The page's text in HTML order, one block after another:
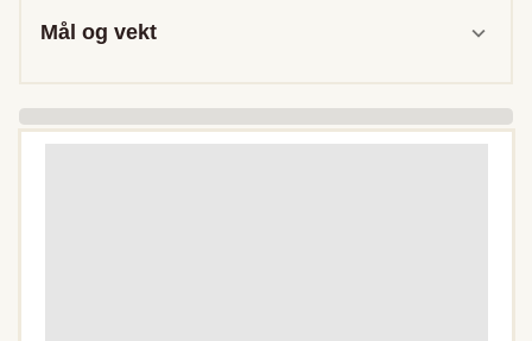
Mål og vekt